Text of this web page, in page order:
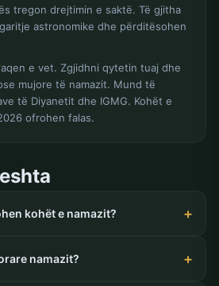
tregon drejtimin e saktë. Të gjitha
astronomike dhe përditësohen
e vet. Zgjidhni qytetin tuaj dhe
mujore të namazit. Mund të
të Diyanetit dhe IGMG. Kohët e
ofrohen falas.
kohët e namazit?
namazit?